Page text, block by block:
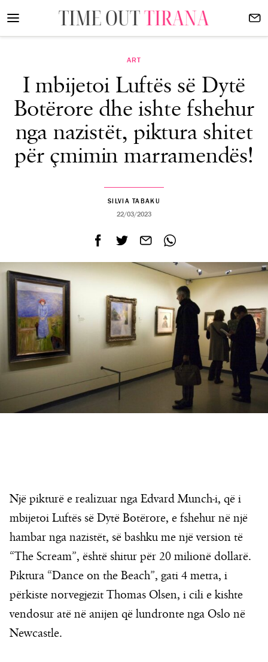
ART
I mbijetoi Luftës së Dytë
Botërore dhe ishte fshehur
nga nazistët, piktura shitet
për çmimin marramendës!
SILVIA TABAKU
22/03/2023
Një pikturë e realizuar nga Edvard Munch-i, që i
mbijetoi Luftës së Dytë Botërore, e fshehur në një
hambar nga nazistët, së bashku me një version të
“The Scream”, është shitur për 20 milionë dollarë.
Piktura “Dance on the Beach”, gati 4 metra, i
përkiste norvegjezit Thomas Olsen, i cili e kishte
vendosur atë në anijen që lundronte nga Oslo në
Newcastle.